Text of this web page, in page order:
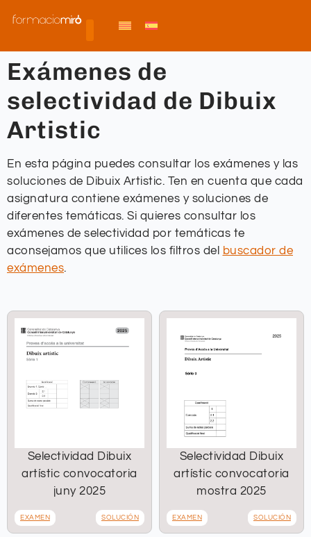
Exámenes de
selectividad de Dibuix
Artistic
En esta página puedes consultar los exámenes y las
soluciones de Dibuix Artistic. Ten en cuenta que cada
asignatura contiene exámenes y soluciones de
diferentes temáticas. Si quieres consultar los
exámenes de selectividad por temáticas te
aconsejamos que utilices los filtros del
buscador de
exámenes.
Selectividad Dibuix
artístic convocatoria
juny 2025
EXAMEN SOLUCIÓN
Selectividad Dibuix
artístic convocatoria
mostra 2025
EXAMEN SOLUCIÓN